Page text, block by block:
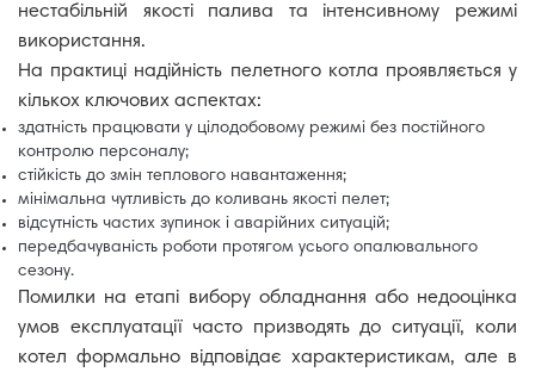
нестабільній якості палива та інтенсивному режимі
використання.
На практиці надійність пелетного котла проявляється у
кількох ключових аспектах:
здатність працювати у цілодобовому режимі без постійного
контролю персоналу;
стійкість до змін теплового навантаження;
мінімальна чутливість до коливань якості пелет;
відсутність частих зупинок і аварійних ситуацій;
передбачуваність роботи протягом усього опалювального
сезону.
Помилки на етапі вибору обладнання або недооцінка
умов експлуатації часто призводять до ситуації, коли
котел формально відповідає характеристикам, але в